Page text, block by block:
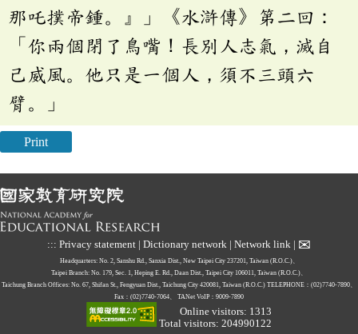
那吒撲帝鍾。』」《水滸傳》第二回：
「你兩個閉了鳥嘴！長別人志氣，滅自
己威風。他只是一個人，須不三頭六
臂。」
Print
::: Privacy statement | Dictionary network | Network link | ✉
Headquarters: No. 2, Sanshu Rd., Sanxia Dist., New Taipei City 237201, Taiwan (R.O.C.)、
Taipei Branch: No. 179, Sec. 1, Heping E. Rd., Daan Dist., Taipei City 106011, Taiwan (R.O.C.)、
Taichung Branch Offices: No. 67, Shifan St., Fengyuan Dist., Taichung City 420081, Taiwan (R.O.C.) TELEPHONE：(02)7740-7890、
Fax：(02)7740-7064、
TANet VoIP：9009-7890
Online visitors: 1313
Total visitors: 204990122